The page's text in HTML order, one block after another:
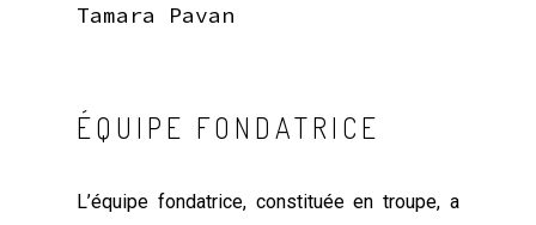
Tamara Pavan
ÉQUIPE FONDATRICE
L’équipe fondatrice, constituée en troupe, a